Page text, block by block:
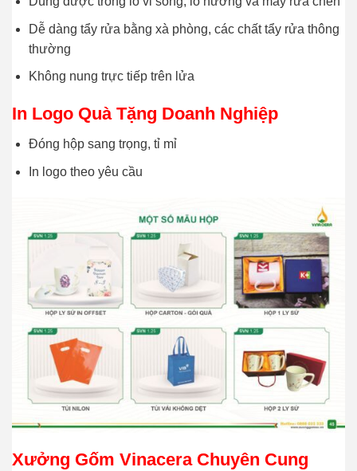
Dễ dàng tẩy rửa bằng xà phòng, các chất tẩy rửa thông
thường
Không nung trực tiếp trên lửa
In Logo Quà Tặng Doanh Nghiệp
Đóng hộp sang trọng, tỉ mỉ
In logo theo yêu cầu
Xưởng Gốm Vinacera Chuyên Cung